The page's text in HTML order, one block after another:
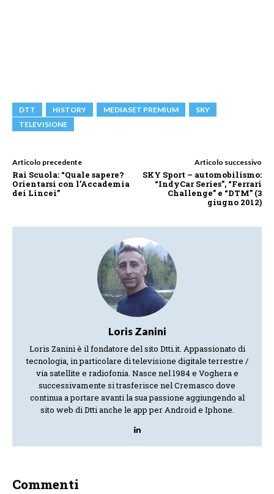
DTT HISTORY MEDIASET PREMIUM
SKY
TELEVISIONE
Articolo precedente
Rai Scuola: “Quale sapere?
Orientarsi con l’Accademia
dei Lincei”
Articolo successivo
SKY Sport – automobilismo:
“IndyCar Series”, “Ferrari
Challenge” e “DTM” (3
giugno 2012)
Loris Zanini
Loris Zanini è il fondatore del sito Dtti.it. Appassionato di
tecnologia, in particolare di televisione digitale terrestre /
via satellite e radiofonia. Nasce nel 1984 e Voghera e
successivamente si trasferisce nel Cremasco dove
continua a portare avanti la sua passione aggiungendo al
sito web di Dtti anche le app per Android e Iphone.
Commenti